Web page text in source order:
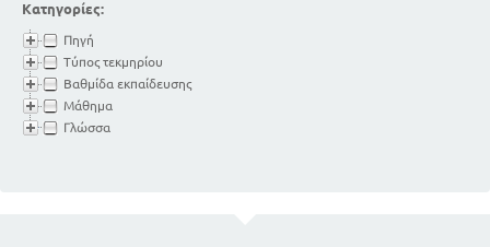
Κατηγορίες:
Πηγή
Τύπος τεκμηρίου
Βαθμίδα εκπαίδευσης
Μάθημα
Γλώσσα